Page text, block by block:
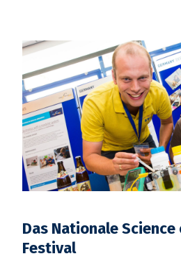
Das Nationale
Festival